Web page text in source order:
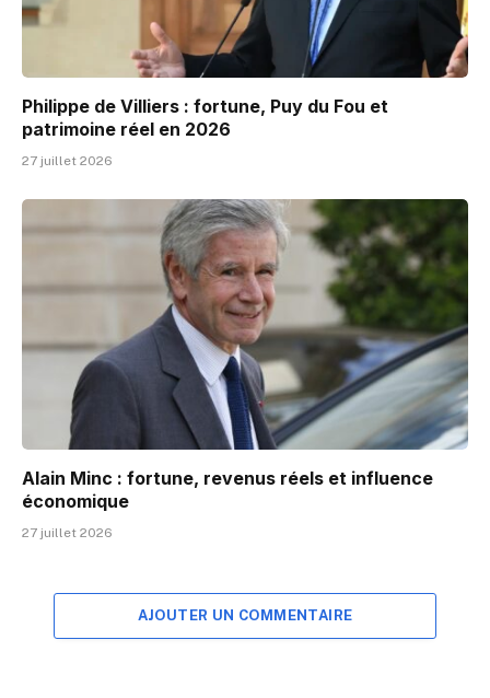
Philippe de Villiers : fortune, Puy du Fou et
patrimoine réel en 2026
27 juillet 2026
Alain Minc : fortune, revenus réels et influence
économique
27 juillet 2026
AJOUTER UN COMMENTAIRE